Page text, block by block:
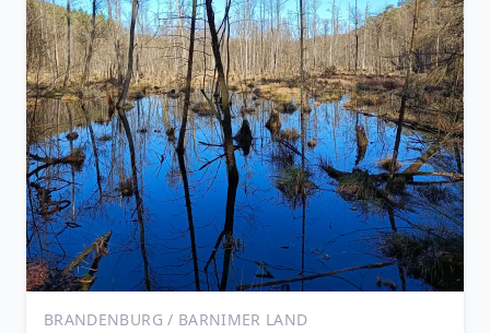
BRANDENBURG / BARNIMER LAND